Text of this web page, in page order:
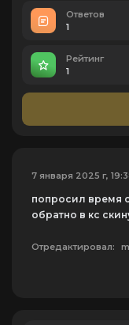
Ответов
1
Рейтинг
1
7 января 2025 г,
попросил время
обратно в кс
Отредактировал: